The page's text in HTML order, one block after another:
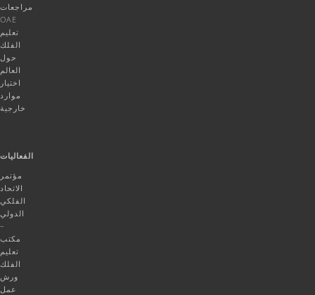
مراجعات
OAE
تعليم
الفلك
حول
العالم
اختيار
موارد
خارجية
الفعاليات
مؤتمر
الاتحاد
الفلكي
الدولي
–
مكتب
تعليم
الفلك
ورش
عمل